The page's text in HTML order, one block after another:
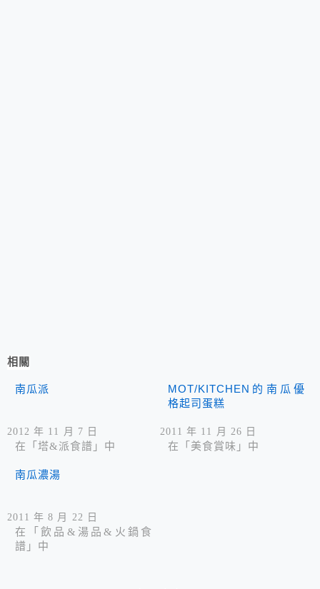
相關
南瓜派
2012 年 11 月 7 日
在「塔&派食譜」中
MOT/KITCHEN的南瓜優
格起司蛋糕
2011 年 11 月 26 日
在「美食賞味」中
南瓜濃湯
2011 年 8 月 22 日
在「飲品&湯品&火鍋食
譜」中